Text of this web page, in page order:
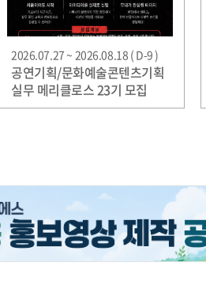
2026.07.27 ~ 2026.08.18 ( D-9 )
공연기획/문화예술콘텐츠기획
실무 메리클로스 23기 모집